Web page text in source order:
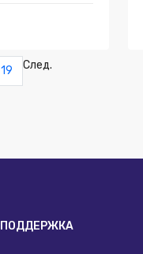
RNA,
19 След.
ПОДДЕРЖКА